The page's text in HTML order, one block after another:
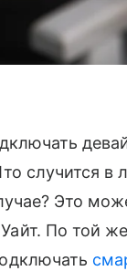
случится в
Это
По той же